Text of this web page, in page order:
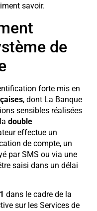
savoir.
de
forte mis en
, dont La Banque
sensibles réalisées
double
effectue un
de compte, un
par SMS ou via une
saisi dans un délai
dans le cadre de la
sur les Services de